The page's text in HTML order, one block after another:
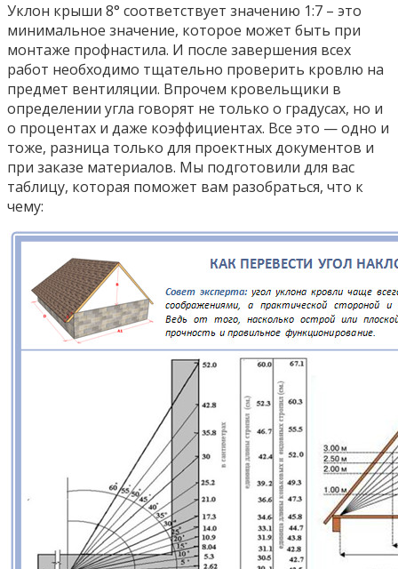
Уклон крыши 8° соответствует значению 1:7 – это
минимальное значение, которое может быть при
монтаже профнастила. И после завершения всех
работ необходимо тщательно проверить кровлю на
предмет вентиляции. Впрочем кровельщики в
определении угла говорят не только о градусах, но и
о процентах и даже коэффициентах. Все это — одно и
тоже, разница только для проектных документов и
при заказе материалов. Мы подготовили для вас
таблицу, которая поможет вам разобраться, что к
чему: